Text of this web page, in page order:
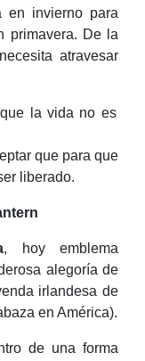
en invierno para
primavera. De la
atravesar
la vida no es
que para que
liberado.
, hoy emblema
alegoría de
irlandesa de
en América).
de una forma